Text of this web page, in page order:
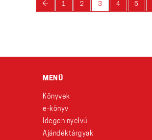
← 1 2 3 4 5
MENÜ
Könyvek
e-könyv
Idegen nyelvű
Ajándéktárgyak